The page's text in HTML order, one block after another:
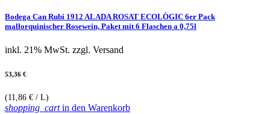
Bodega Can Rubi 1912 ALADA ROSAT ECOLÒGIC 6er Pack
mallorquinischer Rosewein, Paket mit 6 Flaschen a 0,75l
inkl. 21% MwSt. zzgl. Versand
53,36 €
(11,86 € / L)
shopping_cartin den Warenkorb